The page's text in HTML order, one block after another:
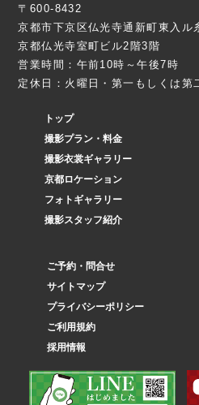
〒600-8432
京都市下京区仏光寺通新町東入ル
京都仏光寺室町ビル2階3階
営業時間：午前10時～午後7時
定休日：火曜日・第一もしくは第
トップ
撮影プラン・料金
撮影衣裳ギャラリー
京都ロケーション
フォトギャラリー
撮影スタッフ紹介
ご予約・問合せ
サイトマップ
プライバシーポリシー
ご利用規約
採用情報